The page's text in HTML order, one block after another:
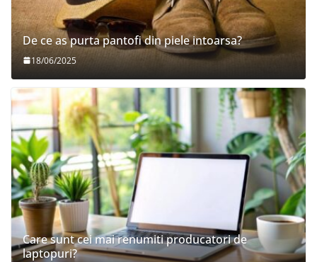
De ce as purta pantofi din piele intoarsa?
18/06/2025
Care sunt cei mai renumiti producatori de
laptopuri?